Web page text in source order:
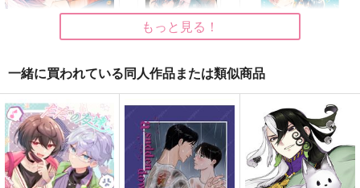
茜色に染まる瞬間
KADOKAWA
858円（税込）
【有償特典】公式同人
誌（ただの友達じゃな
くなる瞬間 4）
KADOKAWA
420円（税込）
【有償特典】公式同人
誌（ただの友達じゃな
くなる瞬間 5）
KADOKAWA
480円（税込）
もっと見る！
一緒に買われている同人作品または類似商品